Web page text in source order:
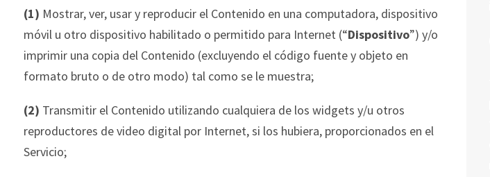
(1) Mostrar, ver, usar y reproducir el Contenido en una computadora, dispositivo
móvil u otro dispositivo habilitado o permitido para Internet (“Dispositivo”) y/o
imprimir una copia del Contenido (excluyendo el código fuente y objeto en
formato bruto o de otro modo) tal como se le muestra;
(2) Transmitir el Contenido utilizando cualquiera de los widgets y/u otros
reproductores de video digital por Internet, si los hubiera, proporcionados en el
Servicio;